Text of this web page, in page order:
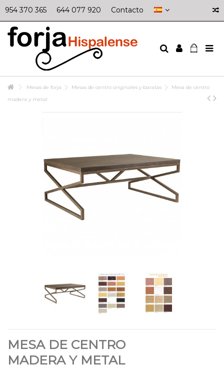
954 370 365 644 077 920 Contacto
Mesas de forja Mesas de centro originales y baratas
Mesa de centro
madera y metal
MESA DE CENTRO
MADERA Y METAL